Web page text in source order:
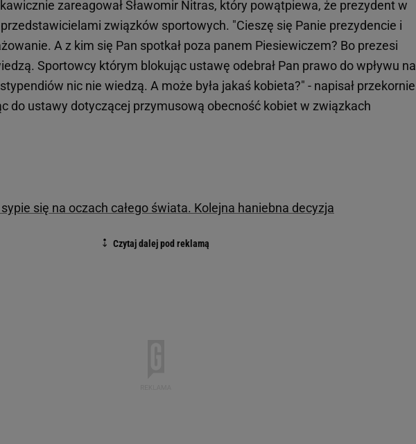
zareagował Sławomir Nitras, który powątpiewa, że prezydent w
przedstawicielami związków sportowych. "Cieszę się Panie prezydencie i
A z kim się Pan spotkał poza panem Piesiewiczem? Bo prezesi
Sportowcy którym blokując ustawę odebrał Pan prawo do wpływu na
nic nie wiedzą. A może była jakaś kobieta?" - napisał przekornie
do ustawy dotyczącej przymusową obecność kobiet w związkach
się na oczach całego świata. Kolejna haniebna decyzja